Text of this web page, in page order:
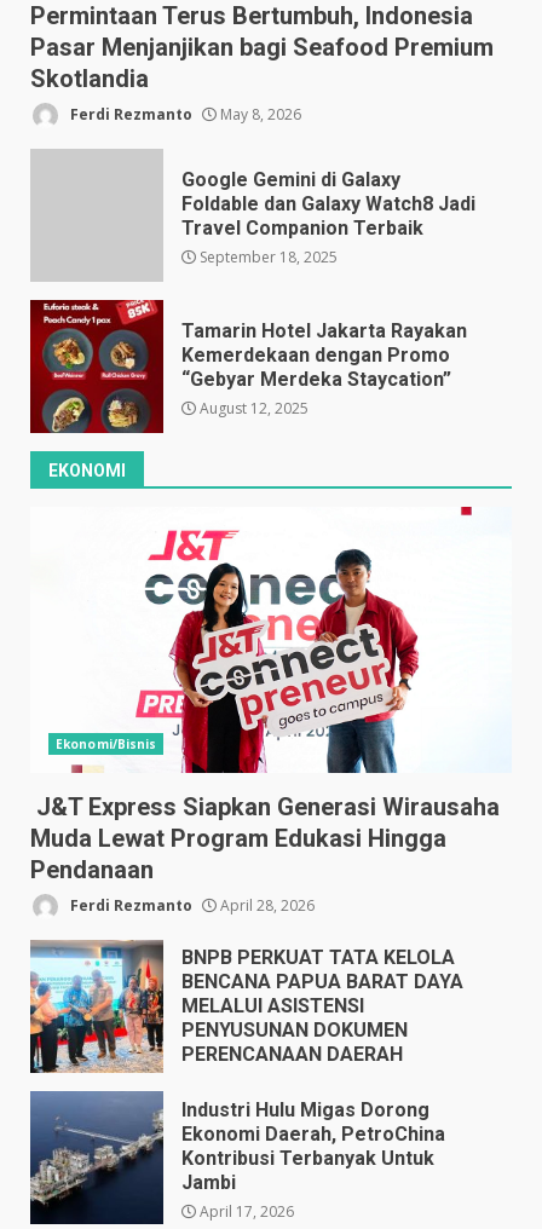
Permintaan Terus Bertumbuh, Indonesia
Pasar Menjanjikan bagi Seafood Premium
Skotlandia
Ferdi Rezmanto May 8, 2026
Google Gemini di Galaxy
Foldable dan Galaxy Watch8 Jadi
Travel Companion Terbaik
September 18, 2025
Tamarin Hotel Jakarta Rayakan
Kemerdekaan dengan Promo
“Gebyar Merdeka Staycation”
August 12, 2025
EKONOMI
Ekonomi/Bisnis
J&T Express Siapkan Generasi Wirausaha
Muda Lewat Program Edukasi Hingga
Pendanaan
Ferdi Rezmanto April 28, 2026
BNPB PERKUAT TATA KELOLA
BENCANA PAPUA BARAT DAYA
MELALUI ASISTENSI
PENYUSUNAN DOKUMEN
PERENCANAAN DAERAH
Industri Hulu Migas Dorong
Ekonomi Daerah, PetroChina
Kontribusi Terbanyak Untuk
Jambi
April 17, 2026